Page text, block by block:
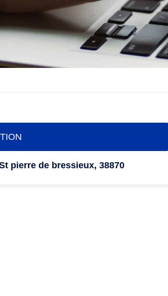
pierre de bressieux, 38870